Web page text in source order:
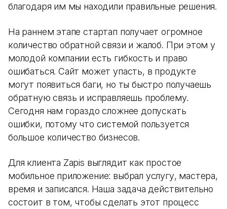
благодаря им мы находили правильные решения.
На раннем этапе стартап получает огромное
количество обратной связи и жалоб. При этом у
молодой компании есть гибкость и право
ошибаться. Сайт может упасть, в продукте
могут появиться баги, но ты быстро получаешь
обратную связь и исправляешь проблему.
Сегодня нам гораздо сложнее допускать
ошибки, потому что системой пользуется
большое количество бизнесов.
Для клиента Zapis выглядит как простое
мобильное приложение: выбрал услугу, мастера,
время и записался. Наша задача действительно
состоит в том, чтобы сделать этот процесс